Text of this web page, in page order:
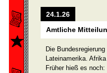
24.1.26
Amtliche
Die
Lateinamerika.
Früher hieß es